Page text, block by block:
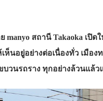
manyo สถานี Takaoka เปิ
ห็นอยู่อย่างต่อเนื่องทั่ว เมื
วนรถราง ทุกอย่างล้วนแล้